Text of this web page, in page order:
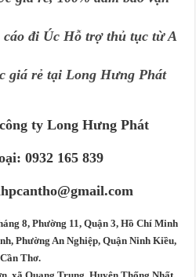
đi Úc Hỗ trợ thủ tục từ A
giá rẻ tại Long Hưng Phát
ty Long Hưng Phát
0932 165 839
8, Phường 11, Quận 3, Hồ Chí Minh
Phường An Nghiệp, Quận Ninh Kiều,
Cần Thơ.